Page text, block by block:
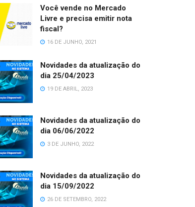
Você vende no Mercado
Livre e precisa emitir nota
fiscal?
16 DE JUNHO, 2021
Novidades da atualização do
dia 25/04/2023
19 DE ABRIL, 2023
Novidades da atualização do
dia 06/06/2022
3 DE JUNHO, 2022
Novidades da atualização do
dia 15/09/2022
26 DE SETEMBRO, 2022